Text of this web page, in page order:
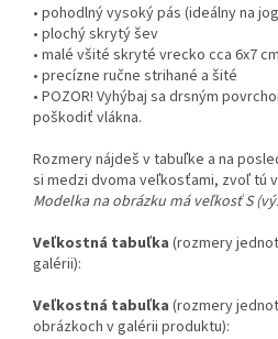
• pohodlný vysoký pás (ideálny na
• plochý skrytý šev
• malé všité skryté vrecko cca 6x7 cm
• precízne ručne strihané a šité
• POZOR! Vyhýbaj sa drsným
poškodiť vlákna.
Rozmery nájdeš v tabuľke a na
si medzi dvoma veľkosťami, zvoľ tú
Modelka na obrázku má veľkosť S
Veľkostná tabuľka (rozmery
galérii):
Veľkostná tabuľka (rozmery
obrázkoch v galérii produktu):